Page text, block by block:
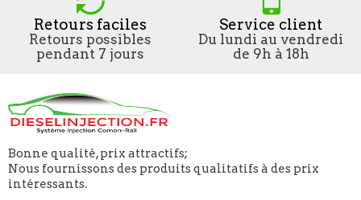
Retours faciles
Retours possibles
pendant 7 jours
Service client
Du lundi au vendredi
de 9h à 18h
Bonne qualité, prix attractifs;
Nous fournissons des produits qualitatifs à des prix
intéressants.